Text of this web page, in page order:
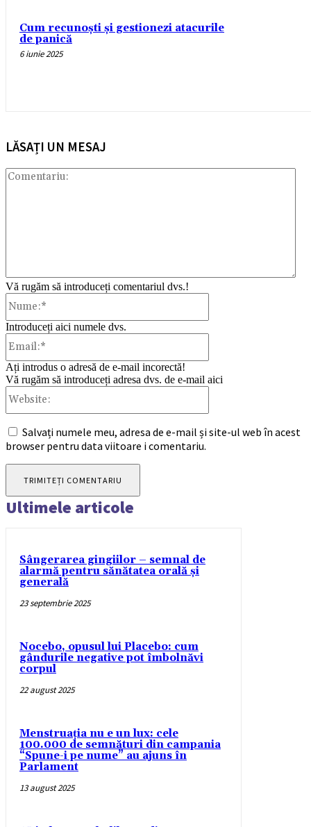
Cum recunoști și gestionezi atacurile
de panică
6 iunie 2025
LĂSAȚI UN MESAJ
Vă rugăm să introduceți comentariul dvs.!
Introduceți aici numele dvs.
Ați introdus o adresă de e-mail incorectă!
Vă rugăm să introduceți adresa dvs. de e-mail aici
Salvați numele meu, adresa de e-mail și site-ul web în acest
browser pentru data viitoare i comentariu.
Ultimele articole
Sângerarea gingiilor – semnal de
alarmă pentru sănătatea orală și
generală
23 septembrie 2025
Nocebo, opusul lui Placebo: cum
gândurile negative pot îmbolnăvi
corpul
22 august 2025
Menstruația nu e un lux: cele
100.000 de semnături din campania
“Spune-i pe nume” au ajuns în
Parlament
13 august 2025